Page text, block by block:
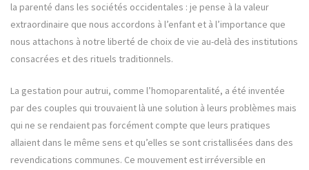
la parenté dans les sociétés occidentales : je pense à la valeur
extraordinaire que nous accordons à l’enfant et à l’importance que
nous attachons à notre liberté de choix de vie au-delà des institutions
consacrées et des rituels traditionnels.
La gestation pour autrui, comme l’homoparentalité, a été inventée
par des couples qui trouvaient là une solution à leurs problèmes mais
qui ne se rendaient pas forcément compte que leurs pratiques
allaient dans le même sens et qu’elles se sont cristallisées dans des
revendications communes. Ce mouvement est irréversible en